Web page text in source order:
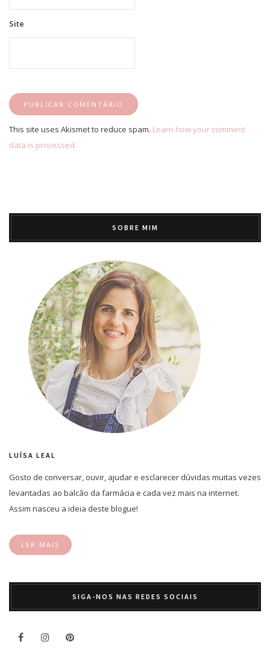
Site
This site uses Akismet to reduce spam. Learn how your comment
data is processed.
SOBRE MIM
LUÍSA LEAL
Gosto de conversar, ouvir, ajudar e esclarecer dúvidas muitas vezes
levantadas ao balcão da farmácia e cada vez mais na internet.
Assim nasceu a ideia deste blogue!
LER MAIS
SIGA-NOS NAS REDES SOCIAIS